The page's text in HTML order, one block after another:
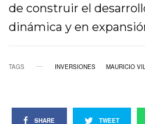
de construir el
dinámica y en
TAGS INVERSIONES MAURICIO
SHARE TWEET